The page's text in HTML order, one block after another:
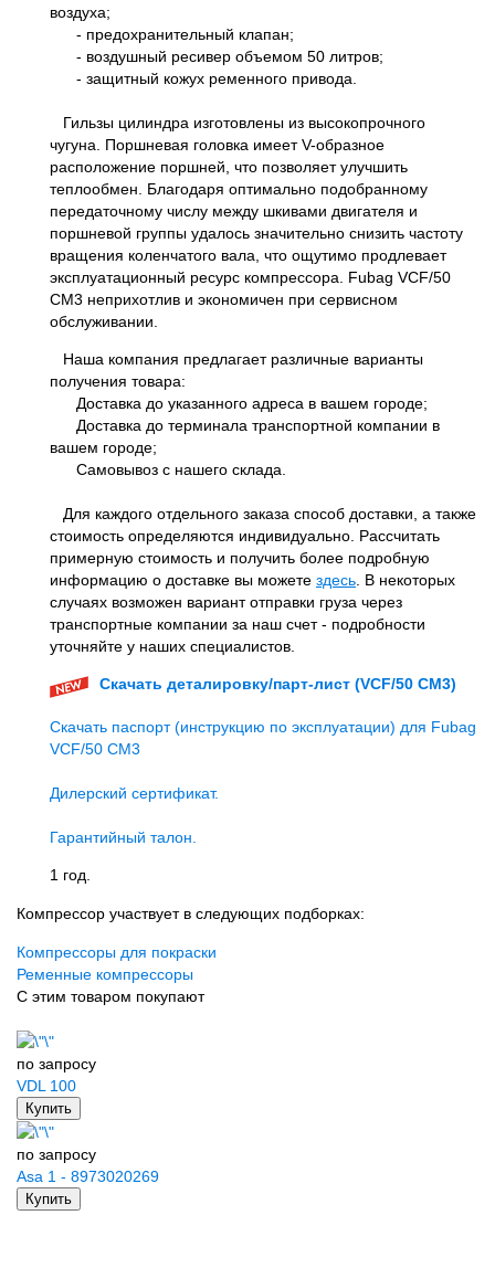
воздуха;
- предохранительный клапан;
- воздушный ресивер объемом 50 литров;
- защитный кожух ременного привода.
Гильзы цилиндра изготовлены из высокопрочного
чугуна. Поршневая головка имеет V-образное
расположение поршней, что позволяет улучшить
теплообмен. Благодаря оптимально подобранному
передаточному числу между шкивами двигателя и
поршневой группы удалось значительно снизить частоту
вращения коленчатого вала, что ощутимо продлевает
эксплуатационный ресурс компрессора. Fubag VCF/50
CM3 неприхотлив и экономичен при сервисном
обслуживании.
Наша компания предлагает различные варианты
получения товара:
Доставка до указанного адреса в вашем городе;
Доставка до терминала транспортной компании в
вашем городе;
Самовывоз с нашего склада.
Для каждого отдельного заказа способ доставки, а также
стоимость определяются индивидуально. Рассчитать
примерную стоимость и получить более подробную
информацию о доставке вы можете здесь . В некоторых
случаях возможен вариант отправки груза через
транспортные компании за наш счет - подробности
уточняйте у наших специалистов.
Скачать деталировку/парт-лист (VCF/50 CM3)
Скачать паспорт (инструкцию по эксплуатации) для Fubag
VCF/50 CM3
Дилерский сертификат.
Гарантийный талон.
1 год.
Компрессор участвует в следующих подборках:
Компрессоры для покраски
Ременные компрессоры
С этим товаром покупают
по запросу
VDL 100
Купить
по запросу
Asa 1 - 8973020269
Купить